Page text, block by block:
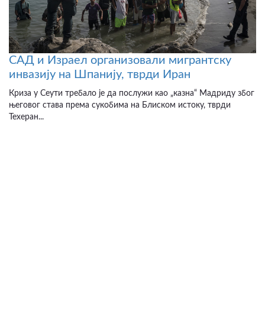
САД и Израел организовали мигрантску
инвазију на Шпанију, тврди Иран
Криза у Сеути требало је да послужи као „казна“ Мадриду због
његовог става према сукобима на Блиском истоку, тврди
Техеран...